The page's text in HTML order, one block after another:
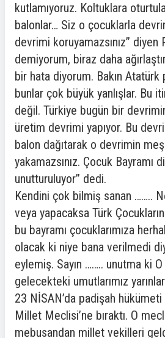
kutlamıyoruz. Koltuklara
balonlar… Siz o çocuklarla
devrimi koruyamazsınız” diyen
demiyorum, biraz daha
bir hata diyorum. Bakın
bunlar çok büyük yanlışlar. Bu
değil. Türkiye bugün bir
üretim devrimi yapıyor. Bu
balon dağıtarak o devrimin
yakamazsınız. Çocuk Bayramı
unutturuluyor” dedi.
Kendini çok bilmiş sanan ……..
veya yapacaksa Türk
bu bayramı çocuklarımıza
olacak ki niye bana verilmedi
eylemiş. Sayın …….. unutma ki
gelecekteki umutlarımız
23 NİSAN’da padişah
Millet Meclisi’ne bıraktı. O
mebusandan millet vekilleri